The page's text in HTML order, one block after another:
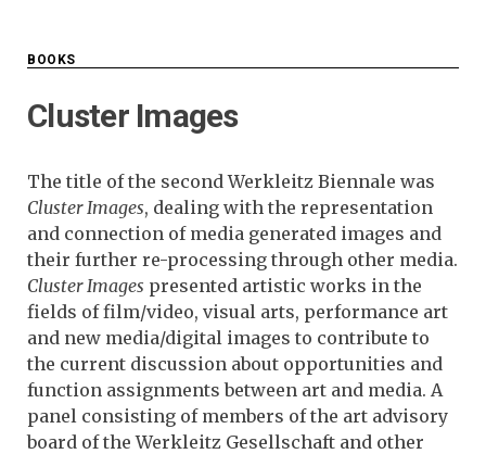
BOOKS
Cluster Images
The title of the second Werkleitz Biennale was
Cluster Images, dealing with the representation
and connection of media generated images and
their further re-processing through other media.
Cluster Images presented artistic works in the
fields of film/video, visual arts, performance art
and new media/digital images to contribute to
the current discussion about opportunities and
function assignments between art and media. A
panel consisting of members of the art advisory
board of the Werkleitz Gesellschaft and other